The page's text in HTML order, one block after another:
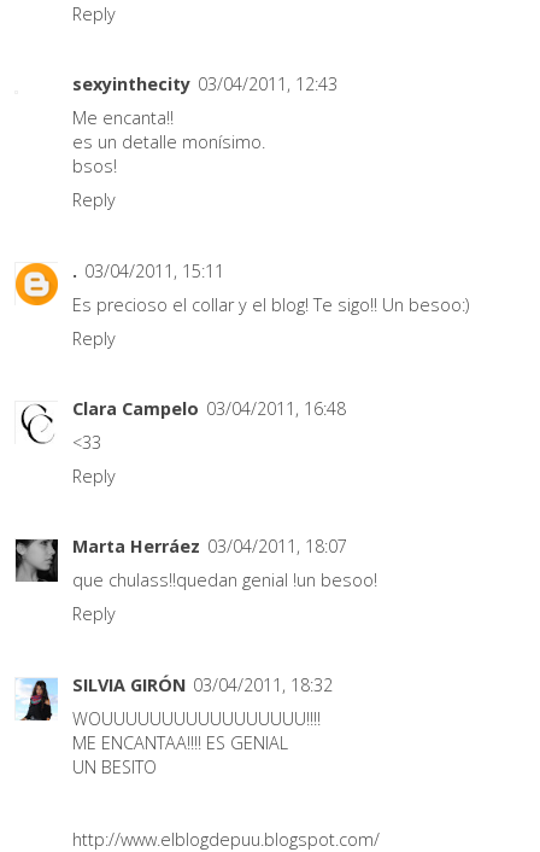
Reply
sexyinthecity 03/04/2011, 12:43
Me encanta!!
es un detalle monísimo.
bsos!
Reply
. 03/04/2011, 15:11
Es precioso el collar y el blog! Te sigo!! Un besoo:)
Reply
Clara Campelo 03/04/2011, 16:48
<33
Reply
Marta Herráez 03/04/2011, 18:07
que chulass!!quedan genial !un besoo!
Reply
SILVIA GIRÓN 03/04/2011, 18:32
WOUUUUUUUUUUUUUUUUU!!!!
ME ENCANTAA!!!! ES GENIAL
UN BESITO
http://www.elblogdepuu.blogspot.com/